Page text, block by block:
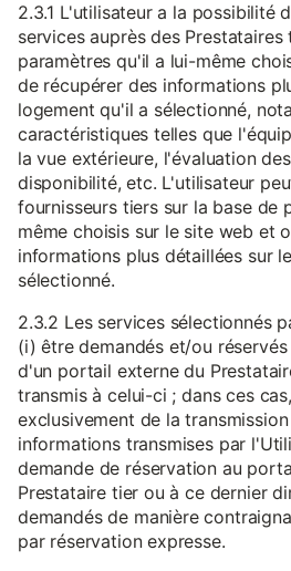
2.3.1 L'utilisateur a la possibilité
services auprès des
paramètres qu'il a lui-même
de récupérer des informations
logement qu'il a sélectionné,
caractéristiques telles que
la vue extérieure, l'évaluation
disponibilité, etc. L'utilisateur
fournisseurs tiers sur la base de
même choisis sur le site web et
informations plus détaillées sur
sélectionné.
2.3.2 Les services sélectionnés
(i) être demandés et/ou
d'un portail externe du
transmis à celui-ci ; dans ces
exclusivement de la
informations transmises par
demande de réservation au
Prestataire tier ou à ce dernier
demandés de manière
par réservation expresse.